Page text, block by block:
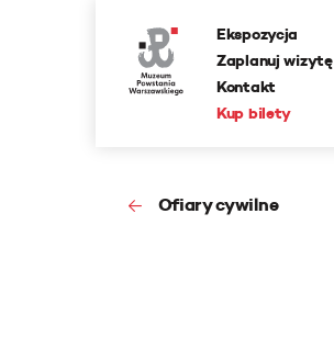
Ekspozycja
Zaplanuj wizytę
Kontakt
Kup bilety
Ofiary cywilne